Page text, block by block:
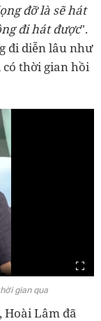
đỡ là sẽ hát
đi hát được".
đi diễn lâu như
thời gian hồi
gian qua
Hoài Lâm đã